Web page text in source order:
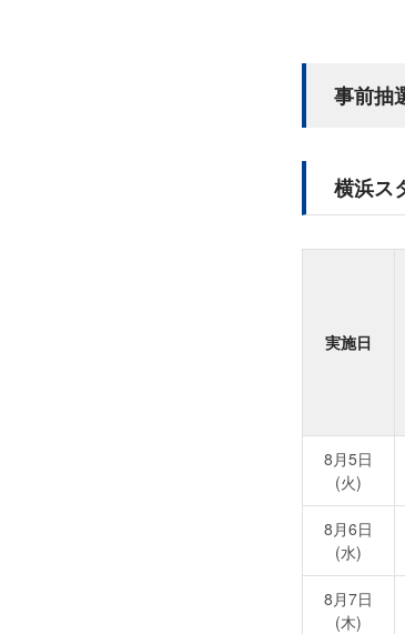
事前抽
横浜ス
実施日
8月5日
(火)
8月6日
(水)
8月7日
(木)